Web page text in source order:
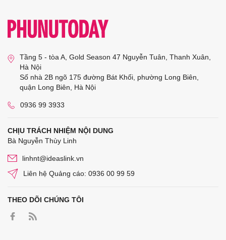
Tầng 5 - tòa A, Gold Season 47 Nguyễn Tuân, Thanh Xuân,
Hà Nội
Số nhà 2B ngõ 175 đường Bát Khối, phường Long Biên,
quận Long Biên, Hà Nội
0936 99 3933
CHỊU TRÁCH NHIỆM NỘI DUNG
Bà Nguyễn Thùy Linh
linhnt@ideaslink.vn
Liên hệ Quảng cáo: 0936 00 99 59
THEO DÕI CHÚNG TÔI